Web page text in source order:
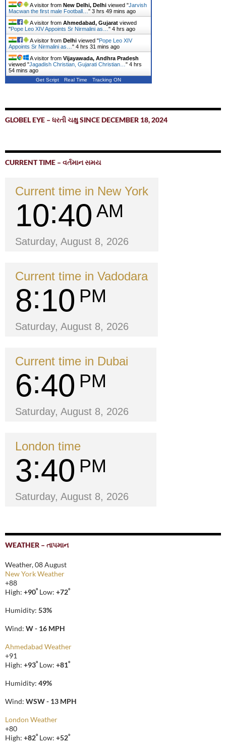
A visitor from New Delhi, Delhi viewed "Jarvish
Macwan the first male Football… " 3 hrs 49 mins ago
A visitor from Ahmedabad, Gujarat viewed
"Pope Leo XIV Appoints Sr Nirmalini as… " 4 hrs ago
A visitor from Delhi viewed "Pope Leo XIV
Appoints Sr Nirmalini as… " 4 hrs 31 mins ago
A visitor from Vijayawada, Andhra Pradesh
viewed "Jagadish Christian, Gujarati Christian… " 4 hrs
54 mins ago
Get Script Real Time Tracking ON
GLOBEL EYE – ધરતી ચક્ષુ SINCE DECEMBER 18, 2024
CURRENT TIME – વર્તમાન સમય
Current time in New York
10 40 AM
Saturday, August 8, 2026
Current time in Vadodara
8 10 PM
Saturday, August 8, 2026
Current time in Dubai
6 40 PM
Saturday, August 8, 2026
London time
3 40 PM
Saturday, August 8, 2026
WEATHER – તાપમાન
Weather, 08 August
New York Weather
+88
High: +90° Low: +72°
Humidity: 53%
Wind: W - 16 MPH
Ahmedabad Weather
+91
High: +93° Low: +81°
Humidity: 49%
Wind: WSW - 13 MPH
London Weather
+80
High: +82° Low: +52°